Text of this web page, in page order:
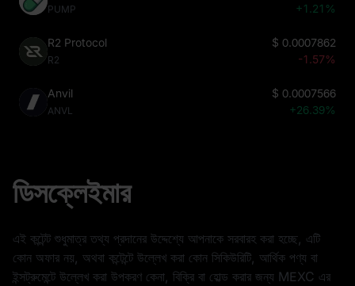
PUMP
+1.21%
R2 Protocol
R2
$ 0.0007862
-1.57%
Anvil
ANVL
$ 0.0007566
+26.39%
ডিসক্লেইমার
এই কন্টেন্ট শুধুমাত্র তথ্য প্রদানের উদ্দেশ্যে আপনাকে সরবারহ করা হচ্ছে, এটি
কোন অফার নয়, অথবা কন্টেন্টে উল্লেখ করা কোন সিকিউরিটি, আর্থিক পণ্য বা
ইন্সট্রুমেন্টে উল্লেখ করা উপকরণ কেনা, বিক্রি বা হোল্ড করার জন্য MEXC এর